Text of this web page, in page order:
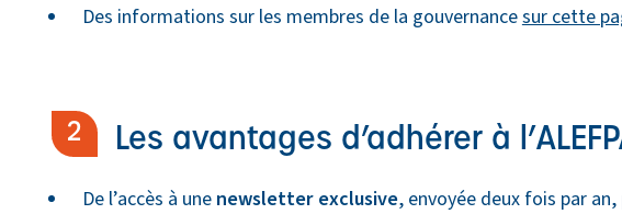
Des informations sur les membres de la gouvernancesur cette
Les avantages d’adhérer à
De l’accès à une newsletter exclusive, envoyée deux fois par